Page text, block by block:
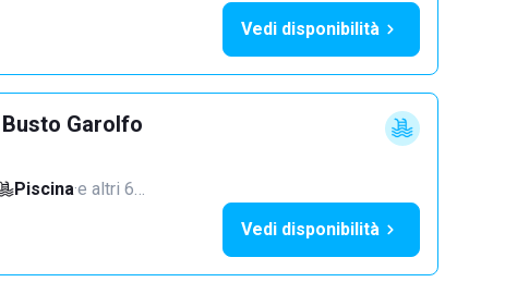
Vedi disponibilità
Garolfo
Piscina·e altri 6…
Vedi disponibilità